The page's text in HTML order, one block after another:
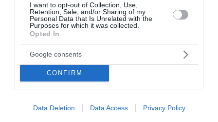
I want to opt-out of Collection, Use,
Retention, Sale, and/or Sharing of my
Personal Data that Is Unrelated with the
Purposes for which it was collected.
Opted In
Google consents
CONFIRM
Data Deletion Data Access Privacy Policy